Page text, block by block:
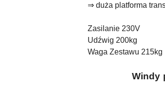
⇒ duża platforma
Zasilanie 230V
Udźwig 200kg
Waga Zestawu 215kg
Windy